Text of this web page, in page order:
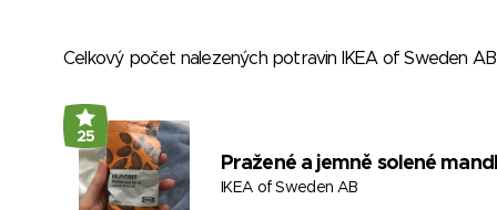
Celkový počet nalezených potravin IKEA of Sweden
25
Pražené a jemně solené
IKEA of Sweden AB